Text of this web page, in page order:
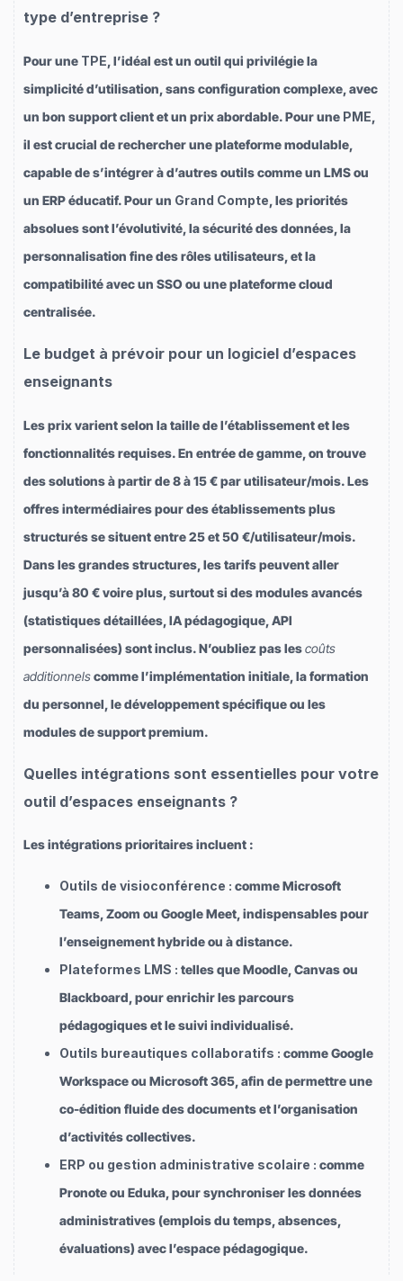
type d’entreprise ?
Pour une TPE, l’idéal est un outil qui privilégie la
simplicité d’utilisation, sans configuration complexe, avec
un bon support client et un prix abordable. Pour une PME,
il est crucial de rechercher une plateforme modulable,
capable de s’intégrer à d’autres outils comme un LMS ou
un ERP éducatif. Pour un Grand Compte, les priorités
absolues sont l’évolutivité, la sécurité des données, la
personnalisation fine des rôles utilisateurs, et la
compatibilité avec un SSO ou une plateforme cloud
centralisée.
Le budget à prévoir pour un logiciel d’espaces
enseignants
Les prix varient selon la taille de l’établissement et les
fonctionnalités requises. En entrée de gamme, on trouve
des solutions à partir de 8 à 15 € par utilisateur/mois. Les
offres intermédiaires pour des établissements plus
structurés se situent entre 25 et 50 €/utilisateur/mois.
Dans les grandes structures, les tarifs peuvent aller
jusqu’à 80 € voire plus, surtout si des modules avancés
(statistiques détaillées, IA pédagogique, API
personnalisées) sont inclus. N’oubliez pas lescoûts
additionnelscomme l’implémentation initiale, la formation
du personnel, le développement spécifique ou les
modules de support premium.
Quelles intégrations sont essentielles pour votre
outil d’espaces enseignants ?
Les intégrations prioritaires incluent :
Outils de visioconférence : comme Microsoft
Teams, Zoom ou Google Meet, indispensables pour
l’enseignement hybride ou à distance.
Plateformes LMS : telles que Moodle, Canvas ou
Blackboard, pour enrichir les parcours
pédagogiques et le suivi individualisé.
Outils bureautiques collaboratifs : comme Google
Workspace ou Microsoft 365, afin de permettre une
co-édition fluide des documents et l’organisation
d’activités collectives.
ERP ou gestion administrative scolaire : comme
Pronote ou Eduka, pour synchroniser les données
administratives (emplois du temps, absences,
évaluations) avec l’espace pédagogique.